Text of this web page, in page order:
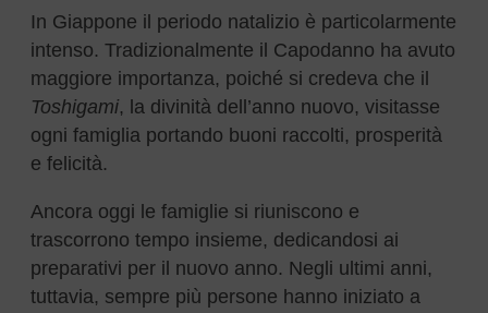
In Giappone il periodo natalizio è particolarmente
intenso. Tradizionalmente il Capodanno ha avuto
maggiore importanza, poiché si credeva che il
Toshigami, la divinità dell’anno nuovo, visitasse
ogni famiglia portando buoni raccolti, prosperità
e felicità.
Ancora oggi le famiglie si riuniscono e
trascorrono tempo insieme, dedicandosi ai
preparativi per il nuovo anno. Negli ultimi anni,
tuttavia, sempre più persone hanno iniziato a